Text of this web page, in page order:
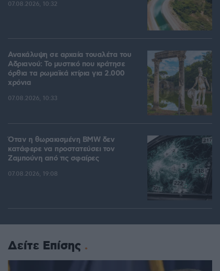
07.08.2026, 10:32
Ανακάλυψη σε αρχαία τουαλέτα του
Αδριανού: Το μυστικό που κράτησε
όρθια τα ρωμαϊκά κτίρια για 2.000
χρόνια
07.08.2026, 10:33
Όταν η θωρακισμένη BMW δεν
κατάφερε να προστατεύσει τον
Ζαμπούνη από τις σφαίρες
07.08.2026, 19:08
Δείτε Επίσης